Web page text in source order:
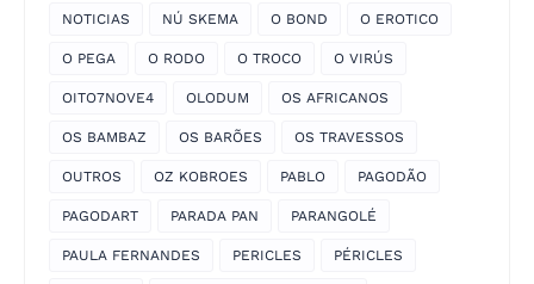
NOTICIAS NÚ SKEMA O BOND O EROTICO
O PEGA O RODO O TROCO O VIRÚS
OITO7NOVE4 OLODUM OS AFRICANOS
OS BAMBAZ OS BARÕES OS TRAVESSOS
OUTROS OZ KOBROES PABLO PAGODÃO
PAGODART PARADA PAN PARANGOLÉ
PAULA FERNANDES PERICLES PÉRICLES